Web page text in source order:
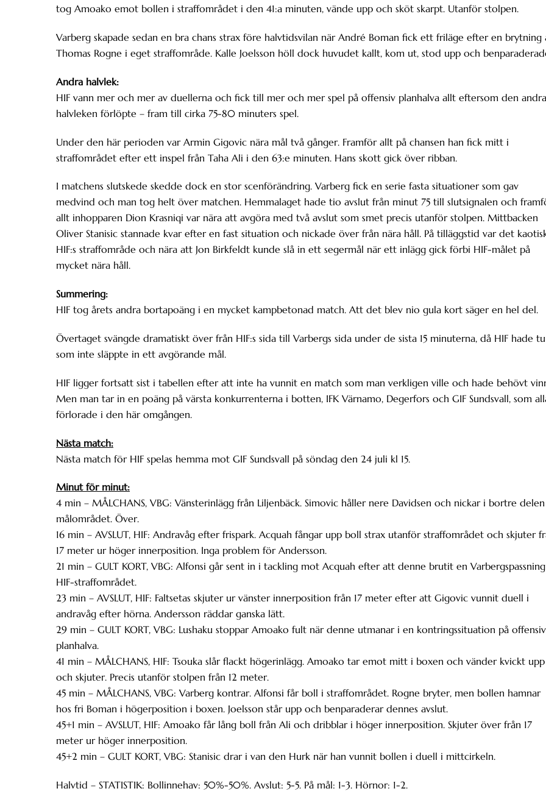
tog Amoako emot bollen i straffområdet i den 41:a minuten, vände upp och sköt skarpt. Utanför stolpen.
Varberg skapade sedan en bra chans strax före halvtidsvilan när André Boman fick ett friläge efter en brytning
Thomas Rogne i eget straffområde. Kalle Joelsson höll dock huvudet kallt, kom ut, stod upp och
Andra halvlek:
HIF vann mer och mer av duellerna och fick till mer och mer spel på offensiv planhalva allt eftersom den andra
halvleken förlöpte – fram till cirka 75-80 minuters spel.
Under den här perioden var Armin Gigovic nära mål två gånger. Framför allt på chansen han fick mitt i
straffområdet efter ett inspel från Taha Ali i den 63:e minuten. Hans skott gick över ribban.
I matchens slutskede skedde dock en stor scenförändring. Varberg fick en serie fasta situationer som gav
medvind och man tog helt över matchen. Hemmalaget hade tio avslut från minut 75 till slutsignalen och
allt inhopparen Dion Krasniqi var nära att avgöra med två avslut som smet precis utanför stolpen. Mittbacken
Oliver Stanisic stannade kvar efter en fast situation och nickade över från nära håll. På tilläggstid var det
HIF:s straffområde och nära att Jon Birkfeldt kunde slå in ett segermål när ett inlägg gick förbi HIF-målet på
mycket nära håll.
Summering:
HIF tog årets andra bortapoäng i en mycket kampbetonad match. Att det blev nio gula kort säger en hel del.
Övertaget svängde dramatiskt över från HIF:s sida till Varbergs sida under de sista 15 minuterna, då HIF hade
som inte släppte in ett avgörande mål.
HIF ligger fortsatt sist i tabellen efter att inte ha vunnit en match som man verkligen ville och hade behövt
Men man tar in en poäng på värsta konkurrenterna i botten, IFK Värnamo, Degerfors och GIF Sundsvall, som
förlorade i den här omgången.
Nästa match:
Nästa match för HIF spelas hemma mot GIF Sundsvall på söndag den 24 juli kl 15.
Minut för minut:
4 min – MÅLCHANS, VBG: Vänsterinlägg från Liljenbäck. Simovic håller nere Davidsen och nickar i bortre
målområdet. Över.
16 min – AVSLUT, HIF: Andravåg efter frispark. Acquah fångar upp boll strax utanför straffområdet och skjuter
17 meter ur höger innerposition. Inga problem för Andersson.
21 min – GULT KORT, VBG: Alfonsi går sent in i tackling mot Acquah efter att denne brutit en
HIF-straffområdet.
23 min – AVSLUT, HIF: Faltsetas skjuter ur vänster innerposition från 17 meter efter att Gigovic vunnit duell i
andravåg efter hörna. Andersson räddar ganska lätt.
29 min – GULT KORT, VBG: Lushaku stoppar Amoako fult när denne utmanar i en kontringssituation på offensiv
planhalva.
41 min – MÅLCHANS, HIF: Tsouka slår flackt högerinlägg. Amoako tar emot mitt i boxen och vänder kvickt upp
och skjuter. Precis utanför stolpen från 12 meter.
45 min – MÅLCHANS, VBG: Varberg kontrar. Alfonsi får boll i straffområdet. Rogne bryter, men bollen hamnar
hos fri Boman i högerposition i boxen. Joelsson står upp och benparaderar dennes avslut.
45+1 min – AVSLUT, HIF: Amoako får lång boll från Ali och dribblar i höger innerposition. Skjuter över från 17
meter ur höger innerposition.
45+2 min – GULT KORT, VBG: Stanisic drar i van den Hurk när han vunnit bollen i duell i mittcirkeln.
Halvtid – STATISTIK: Bollinnehav: 50%-50%. Avslut: 5-5. På mål: 1-3. Hörnor: 1-2.